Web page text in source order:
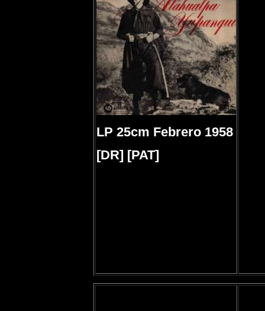
LP 25cm Febrero 1958
[DR] [PAT]